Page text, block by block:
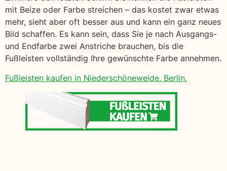
mit Beize oder Farbe streichen – das kostet zwar etwas
mehr, sieht aber oft besser aus und kann ein ganz neues
Bild schaffen. Es kann sein, dass Sie je nach Ausgangs-
und Endfarbe zwei Anstriche brauchen, bis die
Fußleisten vollständig Ihre gewünschte Farbe annehmen.
Fußleisten kaufen in Niederschöneweide, Berlin.